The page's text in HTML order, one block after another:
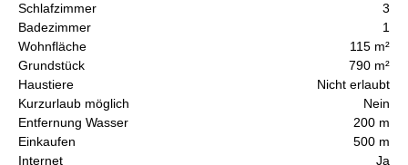
Schlafzimmer
3
Badezimmer
1
Wohnfläche
115 m²
Grundstück
790 m²
Haustiere
Nicht erlaubt
Kurzurlaub möglich
Nein
Entfernung Wasser
200 m
Einkaufen
500 m
Internet
Ja